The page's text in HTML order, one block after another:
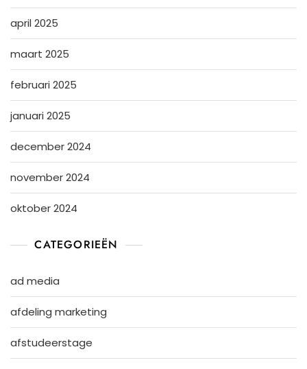
april 2025
maart 2025
februari 2025
januari 2025
december 2024
november 2024
oktober 2024
CATEGORIEËN
ad media
afdeling marketing
afstudeerstage